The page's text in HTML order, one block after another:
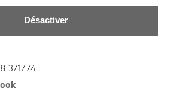
Désactiver
1